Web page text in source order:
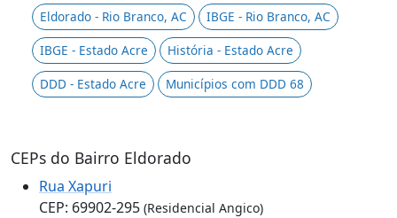
Eldorado - Rio Branco, AC
IBGE - Rio Branco, AC
IBGE - Estado Acre
História - Estado Acre
DDD - Estado Acre
Municípios com DDD 68
CEPs do Bairro Eldorado
Rua Xapuri
CEP: 69902-295 (Residencial Angico)